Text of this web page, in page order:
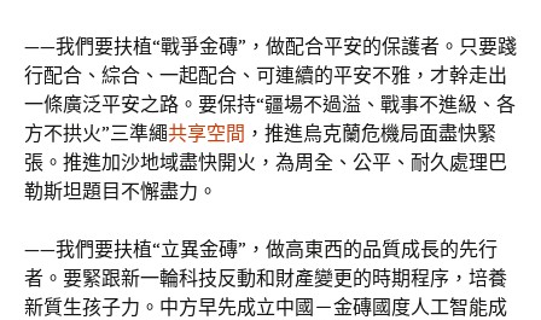
——我們要扶植“戰爭金磚”，做配合平安的保護者。只要踐
行配合、綜合、一起配合、可連續的平安不雅，才幹走出
一條廣泛平安之路。要保持“疆場不過溢、戰事不進級、各
方不拱火”三準繩共享空間 ，推進烏克蘭危機局面盡快緊
張。推進加沙地域盡快開火，為周全、公平、耐久處理巴
勒斯坦題目不懈盡力。
——我們要扶植“立異金磚”，做高東西的品質成長的先行
者。要緊跟新一輪科技反動和財產變更的時期程序，培養
新質生孩子力。中方早先成立中國－金磚國度人工智能成